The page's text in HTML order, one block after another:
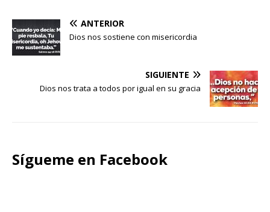
it
te
r
at
s
A
p
m
p
ti
ANTERIOR
Dios nos sostiene con misericordia
SIGUIENTE
Dios nos trata a todos por igual en su gracia
Sígueme en Facebook